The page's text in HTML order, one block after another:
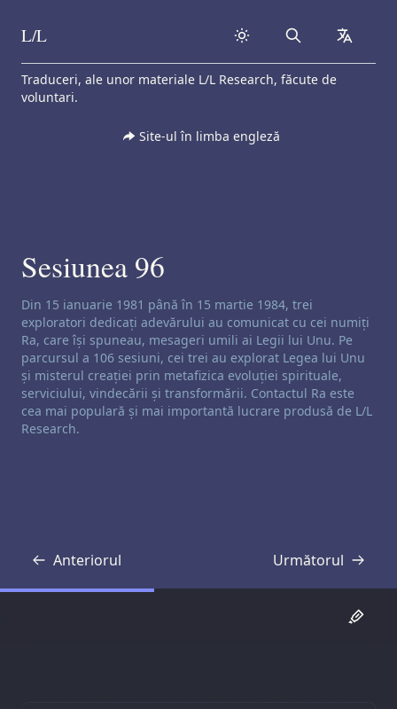
Skip to content
L/L Search
Traduceri, ale unor materiale L/L Research, făcute de
voluntari.
Site-ul în limba engleză
Sesiunea 96
Exonerare de responsabilitate privind canalizarea:
Din 15 ianuarie 1981 până în 15 martie 1984, trei
exploratori dedicați adevărului au comunicat cu cei numiți
Ra, care își spuneau, mesageri umili ai Legii lui Unu. Pe
parcursul a 106 sesiuni, cei trei au explorat Legea lui Unu
și misterul creației prin metafizica evoluției spirituale,
serviciului, vindecării și transformării. Contactul Ra este
cea mai populară și mai importantă lucrare produsă de L/L
Research.
Anteriorul
Transcriere Următorul
Transcriere